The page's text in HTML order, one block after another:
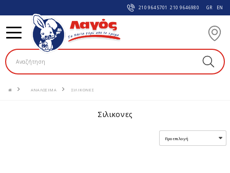
210 9645701 210 9646980 GR EN
ΑΝΑΛΩΣIΜΑ ΣΙΛΙΚΟΝΕΣ
σιλικονες